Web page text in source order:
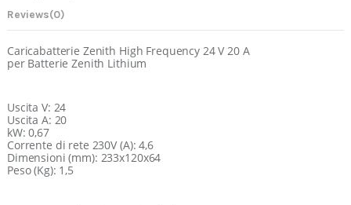
Reviews(0)
Caricabatterie Zenith High Frequency 24 V 20 A
per Batterie Zenith Lithium
Uscita V: 24
Uscita A: 20
kW: 0,67
Corrente di rete 230V (A): 4,6
Dimensioni (mm): 233x120x64
Peso (Kg): 1,5